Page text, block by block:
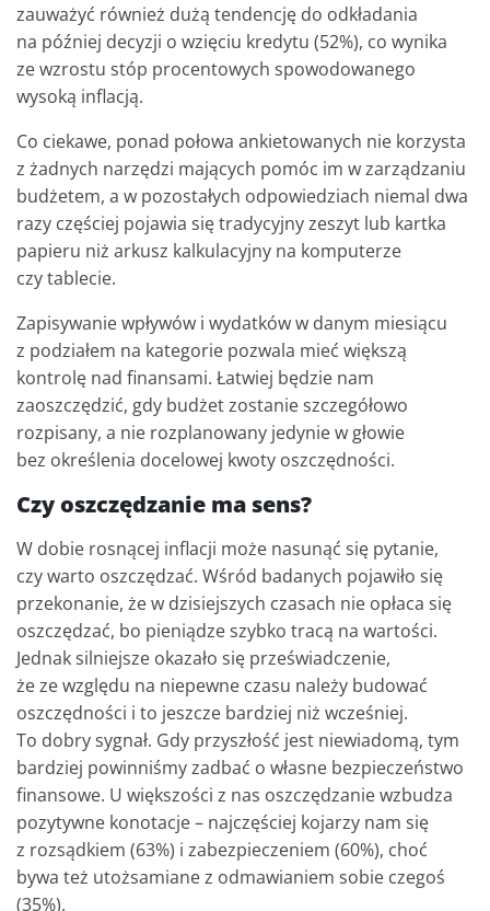
zauważyć również dużą tendencję do odkładania
na później decyzji o wzięciu kredytu (52%), co wynika
ze wzrostu stóp procentowych spowodowanego
wysoką inflacją.
Co ciekawe, ponad połowa ankietowanych nie korzysta
z żadnych narzędzi mających pomóc im w zarządzaniu
budżetem, a w pozostałych odpowiedziach niemal dwa
razy częściej pojawia się tradycyjny zeszyt lub kartka
papieru niż arkusz kalkulacyjny na komputerze
czy tablecie.
Zapisywanie wpływów i wydatków w danym miesiącu
z podziałem na kategorie pozwala mieć większą
kontrolę nad finansami. Łatwiej będzie nam
zaoszczędzić, gdy budżet zostanie szczegółowo
rozpisany, a nie rozplanowany jedynie w głowie
bez określenia docelowej kwoty oszczędności.
Czy oszczędzanie ma sens?
W dobie rosnącej inflacji może nasunąć się pytanie,
czy warto oszczędzać. Wśród badanych pojawiło się
przekonanie, że w dzisiejszych czasach nie opłaca się
oszczędzać, bo pieniądze szybko tracą na wartości.
Jednak silniejsze okazało się przeświadczenie,
że ze względu na niepewne czasu należy budować
oszczędności i to jeszcze bardziej niż wcześniej.
To dobry sygnał. Gdy przyszłość jest niewiadomą, tym
bardziej powinniśmy zadbać o własne bezpieczeństwo
finansowe. U większości z nas oszczędzanie wzbudza
pozytywne konotacje – najczęściej kojarzy nam się
z rozsądkiem (63%) i zabezpieczeniem (60%), choć
bywa też utożsamiane z odmawianiem sobie czegoś
(35%).